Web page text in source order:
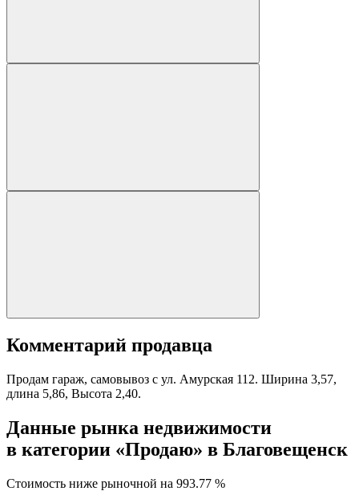
Комментарий продавца
Продам гараж, самовывоз с ул. Амурская 112. Ширина 3,57,
длина 5,86, Высота 2,40.
Данные рынка недвижимости
в категории «Продаю» в Благовещенск
Стоимость ниже рыночной на 993.77 %